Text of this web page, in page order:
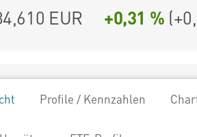
EUR +0,31 % (
Profile / Kennzahlen